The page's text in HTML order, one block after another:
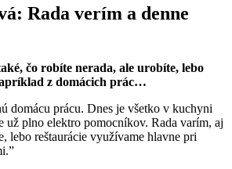
Rada verím a denne
čo robíte nerada, ale urobíte, lebo
z domácich prác…
domácu prácu. Dnes je všetko v kuchyni
už plno elektro pomocníkov. Rada varím, aj
lebo reštaurácie využívame hlavne pri